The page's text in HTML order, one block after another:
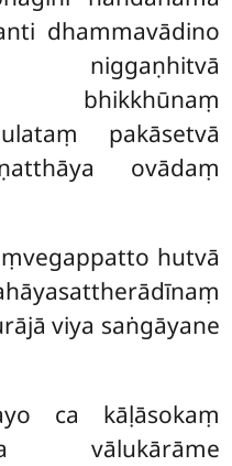
dhammavādino
bhikkhūnaṃ
pakāsetvā
ovādaṃ
hutvā
viya saṅgāyane
ca kāḷāsokaṃ
vālukārāme